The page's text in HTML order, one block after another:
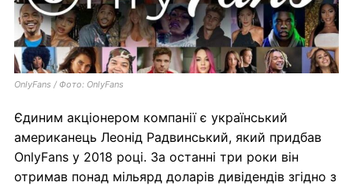
OnlyFans / Фото: OnlyFans
Єдиним акціонером компанії є український
американець Леонід Радвинський, який придбав
OnlyFans у 2018 році. За останні три роки він
отримав понад мільярд доларів дивідендів згідно з